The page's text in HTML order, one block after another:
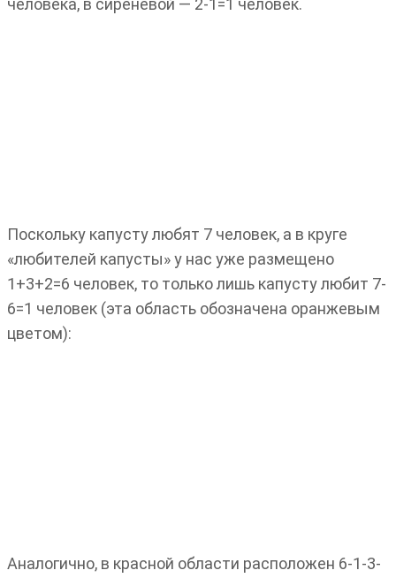
человека, в сиреневой — 2-1=1 человек.
Поскольку капусту любят 7 человек, а в круге
«любителей капусты» у нас уже размещено
1+3+2=6 человек, то только лишь капусту любит 7-
6=1 человек (эта область обозначена оранжевым
цветом):
Аналогично, в красной области расположен 6-1-3-